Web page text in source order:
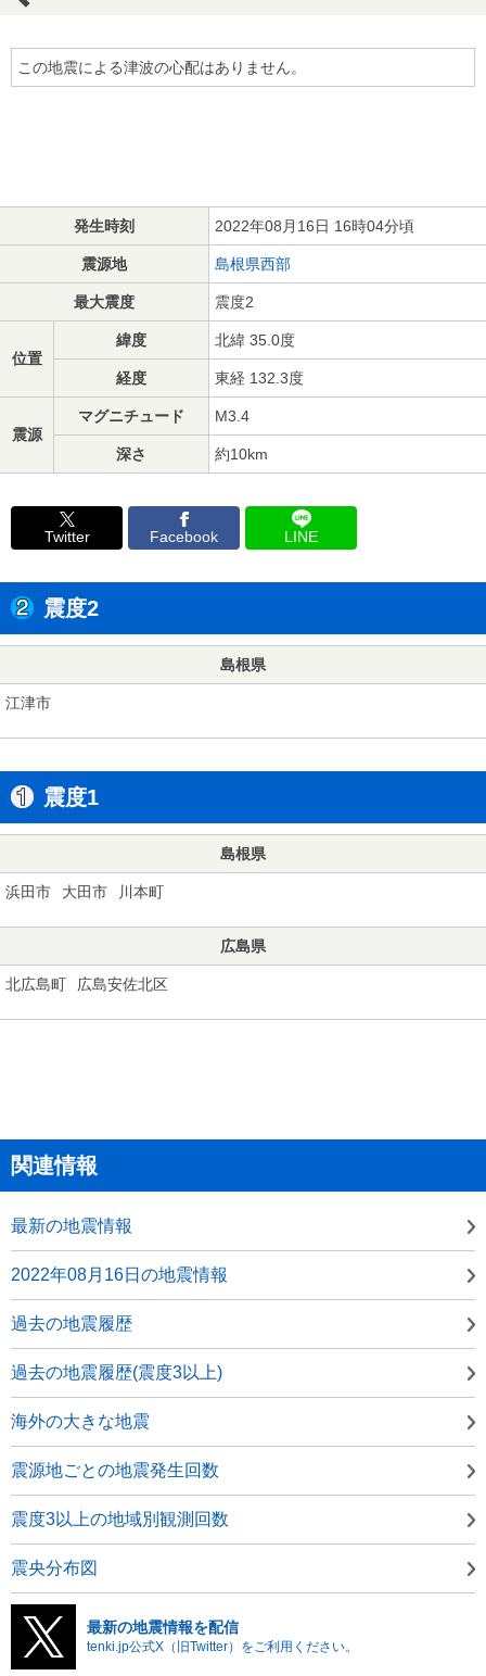
この地震による津波の心配はありません。
発生時刻 2022年08月16日 16時04分頃
震源地 島根県西部
最大震度 震度2
位置
緯度 北緯 35.0度
経度 東経 132.3度
震源
マグニチュード M3.4
深さ 約10km
Twitter Facebook LINE
震度2
島根県
江津市
震度1
島根県
浜田市 大田市 川本町
広島県
北広島町 広島安佐北区
関連情報
最新の地震情報
2022年08月16日の地震情報
過去の地震履歴
過去の地震履歴(震度3以上)
海外の大きな地震
震源地ごとの地震発生回数
震度3以上の地域別観測回数
震央分布図
最新の地震情報を配信
tenki.jp公式X（旧Twitter）をご利用ください。